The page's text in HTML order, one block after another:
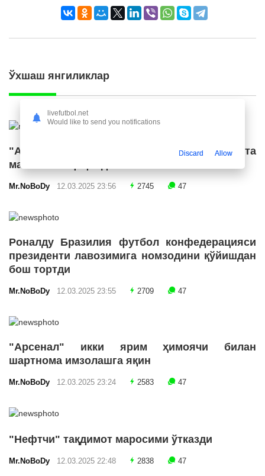
Ўхшаш янгиликлар
"Ал Ҳилол" "Ливерпуль" етакчисига катта
маош таклиф қилди
Mr.NoBoDy 12.03.2025 23:56 2745 47
Роналду Бразилия футбол конфедерацияси
президенти лавозимига номзодини қўйишдан
бош тортди
Mr.NoBoDy 12.03.2025 23:55 2709 47
"Арсенал" икки ярим ҳимоячи билан
шартнома имзолашга яқин
Mr.NoBoDy 12.03.2025 23:24 2583 47
"Нефтчи" тақдимот маросими ўтказди
Mr.NoBoDy 12.03.2025 22:48 2838 47
livefutbol.net
Would like to send you notifications
Discard Allow